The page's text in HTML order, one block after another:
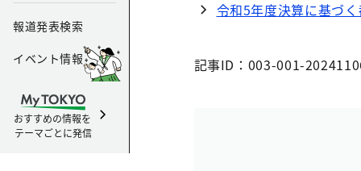
報道発表検索
イベント情報
おすすめの情報を
テーマごとに発信
令和5年度決算に基づ
記事ID：003-001-